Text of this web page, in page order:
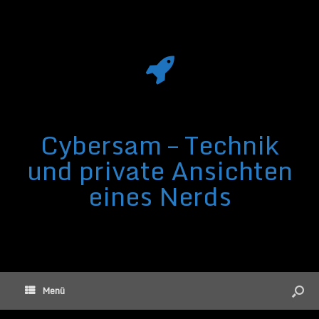
Cybersam – Technik
und private Ansichten
eines Nerds
Menü